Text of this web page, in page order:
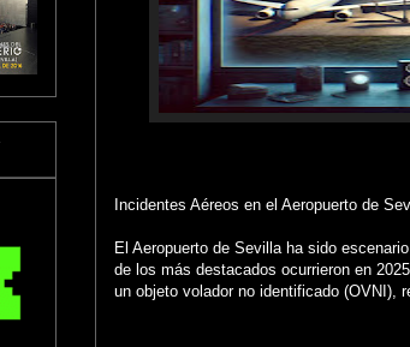
Incidentes Aéreos en el Aeropuerto de
El Aeropuerto de Sevilla ha sido
de los más destacados ocurrieron en
un objeto volador no identificado (OVNI),